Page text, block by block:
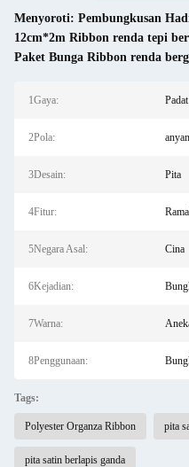
Menyoroti: Pembungkusan
12cm*2m Ribbon renda tepi
Paket Bunga Ribbon renda
1Gaya: Padat
2Pola:
3Desain: Pita
4Fitur:
5Negara Asal: Cina
6Kejadian:
7Warna:
8Penggunaan:
Tags:
Polyester Organza Ribbon pita
pita satin berlapis ganda